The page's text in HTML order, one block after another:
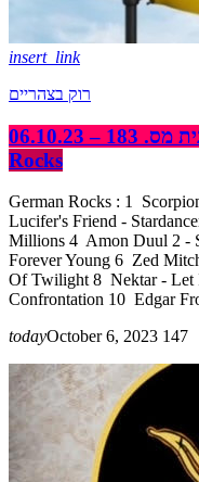
insert_link
רוק בצהריים
רוק בצהריים תכנית מס. 183 – 06.10.23 – German
Rocks
German Rocks : 1
Lucifer's Friend -
Millions 4 Amon Duul 2 -
Forever Young 6 Zed
Of Twilight 8 Nektar - Let
Confrontation 10 Edgar
todayOctober 6, 2023 147